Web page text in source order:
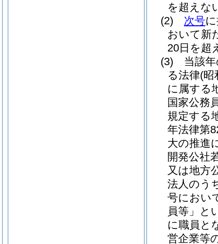
を超えな
(2)
次号
おいて新
20日を超
(3)
当該
る法律(昭
に属する
国家公務
規定する
年法律第
大の推進
開発公社
又は地方
法人のう
号におい
員等」と
に職員と
営企業等